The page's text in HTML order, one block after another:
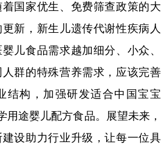
国家优生、免费筛查政策的大
新，新生儿遗传代谢性疾病人
儿食品需求越加细分、小众、
群的特殊营养需求，应该完善
结构，加强研发适合中国宝宝
用途婴儿配方食品。展望未来，
设助力行业升级，让每一位具